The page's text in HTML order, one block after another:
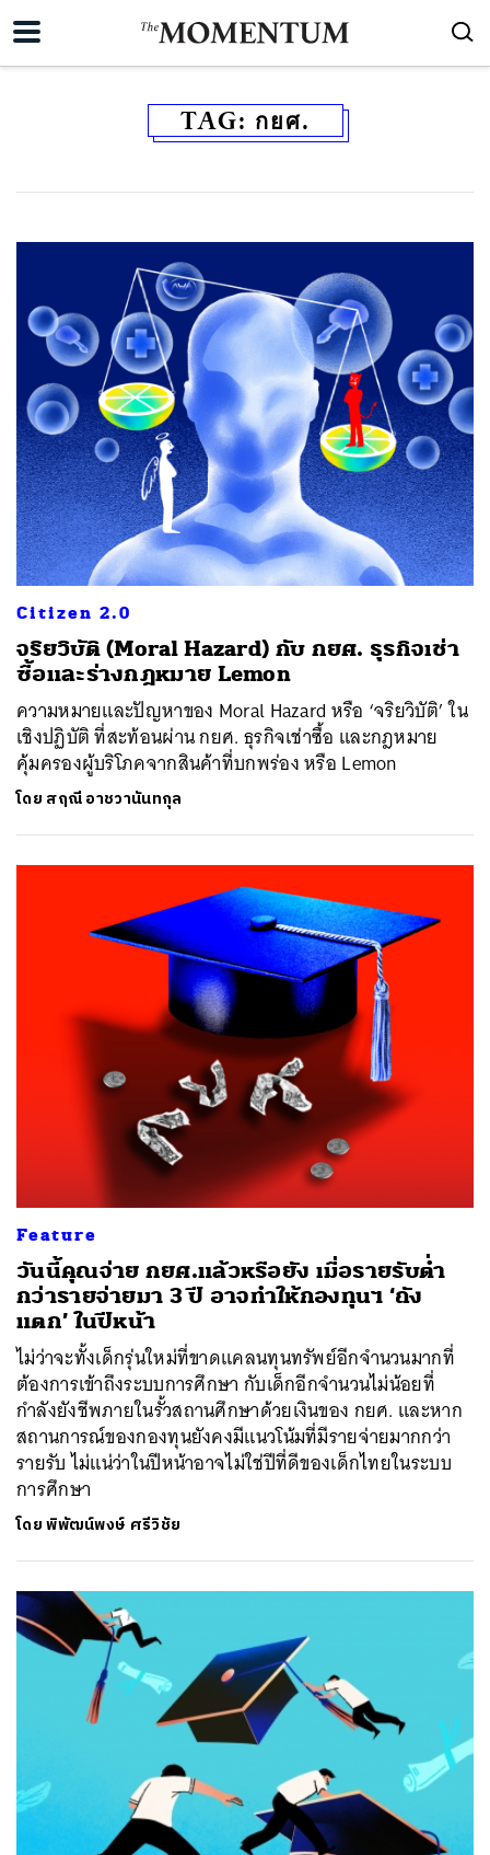
TAG: กยศ.
Citizen 2.0
จริยวิบัติ (Moral Hazard) กับ กยศ. ธุรกิจเช่า
ซื้อและร่างกฎหมาย Lemon
ความหมายและปัญหาของ Moral Hazard หรือ ‘จริยวิบัติ’ ใน
เชิงปฏิบัติ ที่สะท้อนผ่าน กยศ. ธุรกิจเช่าซื้อ และกฎหมาย
คุ้มครองผู้บริโภคจากสินค้าที่บกพร่อง หรือ Lemon
โดย สฤณี อาชวานันทกุล
Feature
วันนี้คุณจ่าย กยศ.แล้วหรือยัง เมื่อรายรับต่ำ
กว่ารายจ่ายมา 3 ปี อาจทำให้กองทุนฯ ‘ถัง
แตก’ ในปีหน้า
ไม่ว่าจะทั้งเด็กรุ่นใหม่ที่ขาดแคลนทุนทรัพย์อีกจำนวนมากที่
ต้องการเข้าถึงระบบการศึกษา กับเด็กอีกจำนวนไม่น้อยที่
กำลังยังชีพภายในรั้วสถานศึกษาด้วยเงินของ กยศ. และหาก
สถานการณ์ของกองทุนยังคงมีแนวโน้มที่มีรายจ่ายมากกว่า
รายรับ ไม่แน่ว่าในปีหน้าอาจไม่ใช่ปีที่ดีของเด็กไทยในระบบ
การศึกษา
โดยพิพัฒน์พงษ์ ศรีวิชัย
SHARE LINE